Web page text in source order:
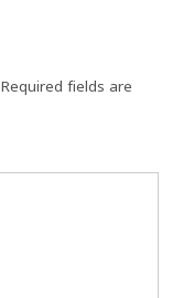
Required fields are